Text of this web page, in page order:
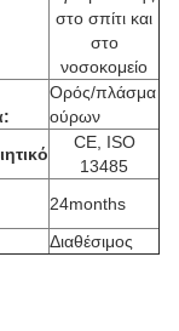
στο σπίτι και
στο
νοσοκομείο
Ορός/πλάσμα
ούρων
CE, ISO
13485
24months
Διαθέσιμος